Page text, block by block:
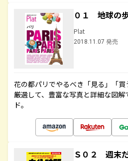
０１ 地球の
Plat
2018.11.07 発売
花の都パリでやるべき「見る」「
厳選して、豊富な写真と詳細な図解
ド。
Ｓ０２ 週末